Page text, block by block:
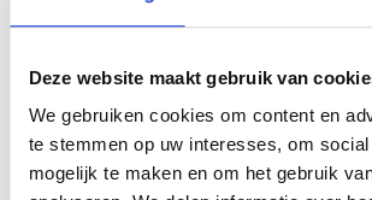
Deze website maakt gebruik van
We gebruiken cookies om content en
te stemmen op uw interesses, om
mogelijk te maken en om het gebruik
deze pagina, uiteraard selecteren wij
producten die wij zelf ook
hierhoe dat werkt.